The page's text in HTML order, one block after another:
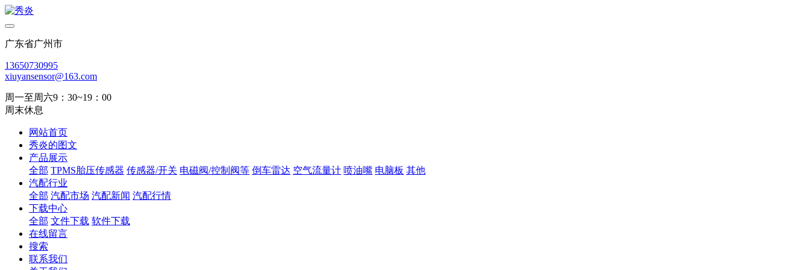
广东省广州市
13650730995
xiuyansensor@163.com
周一至周六9：30~19：00
周末休息
网站首页
秀炎的图文
产品展示
全部 TPMS胎压传感器 传感器/开关 电磁阀/控制阀等 倒车雷达 空气流量计 喷油嘴 电脑板 其他
汽配行业
全部 汽配市场 汽配新闻 汽配行情
下载中心
全部 文件下载 软件下载
在线留言
搜索
联系我们